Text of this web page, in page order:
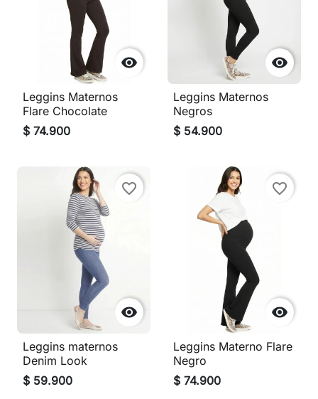

Leggins Maternos
Flare Chocolate
$ 74.900

Leggins Maternos
Negros
$ 54.900

favorite_border
Leggins maternos
Denim Look
$ 59.900

favorite_border
Leggins Materno Flare
Negro
$ 74.900